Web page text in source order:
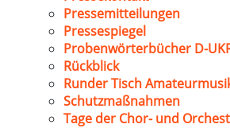
Pressemitteilungen
Pressespiegel
Probenwörterbücher D-
Rückblick
Runder Tisch
Schutzmaßnahmen
Tage der Chor- und